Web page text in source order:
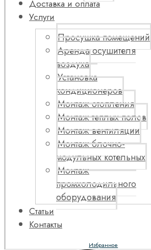
Доставка и оплата
Услуги
Просушка помещений
Аренда осушителя
воздуха
Установка
кондиционеров
Монтаж отопления
Монтаж теплых полов
Монтаж вентиляции
Монтаж блочно-
модульных котельных
Монтаж
промхолодильного
оборудования
Статьи
Контакты
Избранное